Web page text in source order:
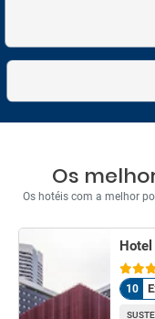
Os
Os hotéis com a melhor
Hotel
10